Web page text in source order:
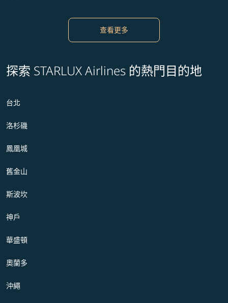
查看更多
探索 STARLUX Airlines 的熱門目的地
台北
洛杉磯
鳳凰城
舊金山
斯波坎
神戶
華盛頓
奧蘭多
沖繩